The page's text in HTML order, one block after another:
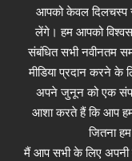
आपको केवल दिलचस्प
लेंगे। हम आपको
संबंधित सभी नवीनतम
मीडिया प्रदान करने के
अपने जुनून को एक
आशा करते हैं कि आप
जितना
मैं आप सभी के लिए अपनी